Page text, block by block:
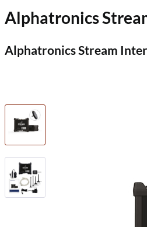
Alphatronics
Alphatronics Stream